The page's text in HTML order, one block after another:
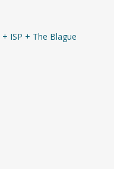
ISP + The Blague